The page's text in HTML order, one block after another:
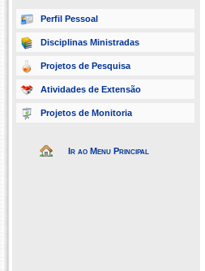
Perfil Pessoal
Disciplinas Ministradas
Projetos de Pesquisa
Atividades de Extensão
Projetos de Monitoria
Ir ao Menu Principal